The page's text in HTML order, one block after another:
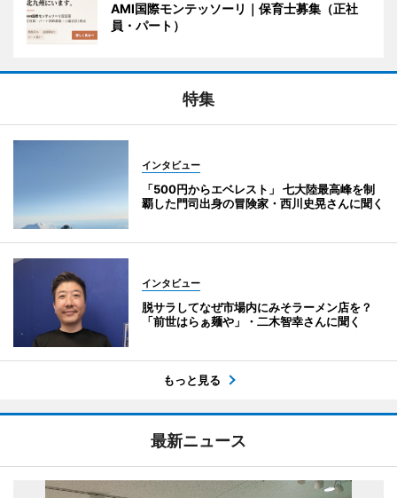
AMI国際モンテッソーリ｜保育士募集（正社
員・パート）
特集
インタビュー
「500円からエベレスト」 七大陸最高峰を制
覇した門司出身の冒険家・西川史晃さんに聞く
インタビュー
脱サラしてなぜ市場内にみそラーメン店を？
「前世はらぁ麺や」・二木智幸さんに聞く
もっと見る
最新ニュース